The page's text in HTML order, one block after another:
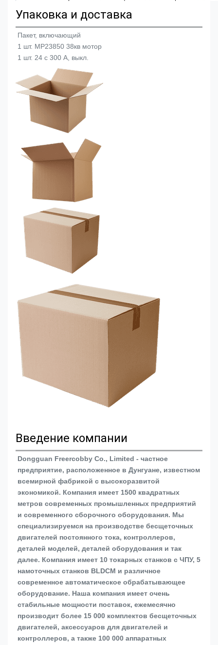
Упаковка и доставка
Пакет, включающий
1 шт. MP23850 38кв мотор
1 шт. 24 с 300 А, выкл.
Введение компании
Dongguan Freercobby Co., Limited - частное
предприятие, расположенное в Дунгуане, известном
всемирной фабрикой с высокоразвитой
экономикой. Компания имеет 1500 квадратных
метров современных промышленных предприятий
и современного сборочного оборудования. Мы
специализируемся на производстве бесщеточных
двигателей постоянного тока, контроллеров,
деталей моделей, деталей оборудования и так
далее. Компания имеет 10 токарных станков с ЧПУ, 5
намоточных станков BLDCM и различное
современное автоматическое обрабатывающее
оборудование. Наша компания имеет очень
стабильные мощности поставок, ежемесячно
производит более 15 000 комплектов бесщеточных
двигателей, аксессуаров для двигателей и
контроллеров, а также 100 000 аппаратных